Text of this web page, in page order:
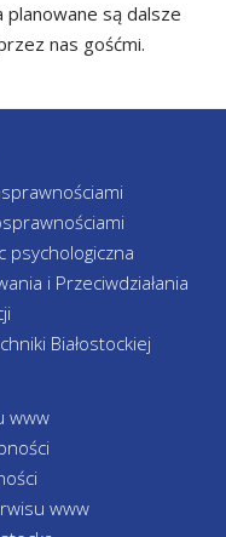
planowane są dalsze
nas gośćmi.
psychologiczna
i Przeciwdziałania
Białostockiej
www
www